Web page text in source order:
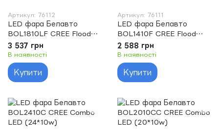
Артикул: 76112
LED фара Белавто
BOL1810LF CREE Flood
LED (18*10w)
3 537 грн
В наявності
Купити
Артикул: 76111
LED фара Белавто
BOL1410F CREE Flood
LED (14*10w)
2 588 грн
В наявності
Купити